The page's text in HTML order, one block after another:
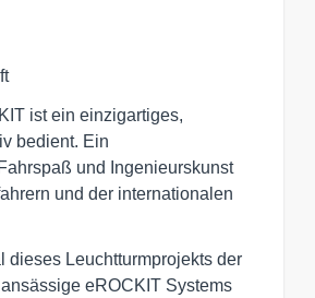
ist ein einzigartiges,
bedient. Ein
und Ingenieurskunst
und der internationalen
dieses Leuchtturmprojekts der
eROCKIT Systems